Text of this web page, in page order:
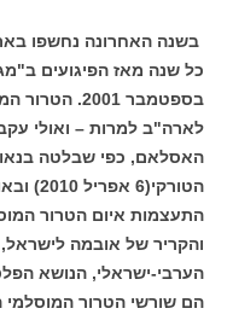
בשנה האחרונה נחשפו
בספטמבר
לארה"ב למרות – ואולי
האסלאם, כפי שבלטה
הטורקי(6 אפריל 2010) ובאוניברסיטת קהיר (4 יוני 2010).
התעצמות איום הטרור
והקריר של אובמה
הערבי-ישראלי, הנושא
הם שורשי הטרור המוסלמי